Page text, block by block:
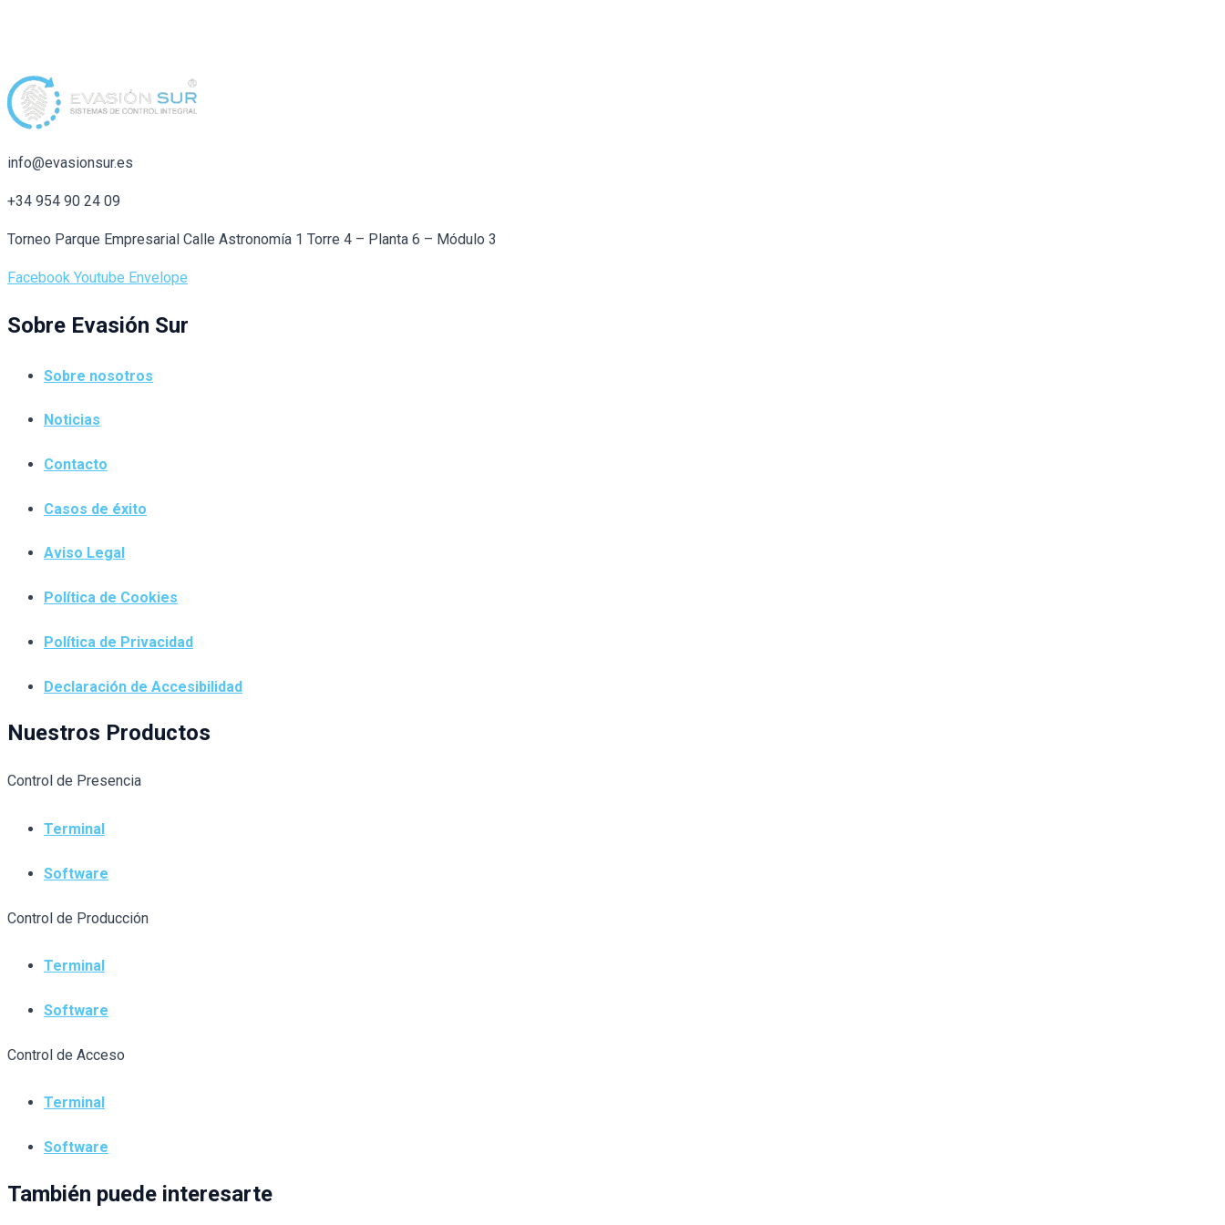
info@evasionsur.es
+34 954 90 24 09
Torneo Parque Empresarial Calle Astronomía 1 Torre 4 – Planta 6 – Módulo 3
Facebook Youtube Envelope
Sobre Evasión Sur
Sobre nosotros
Noticias
Contacto
Casos de éxito
Aviso Legal
Política de Cookies
Política de Privacidad
Declaración de Accesibilidad
Nuestros Productos
Control de Presencia
Terminal
Software
Control de Producción
Terminal
Software
Control de Acceso
Terminal
Software
También puede interesarte